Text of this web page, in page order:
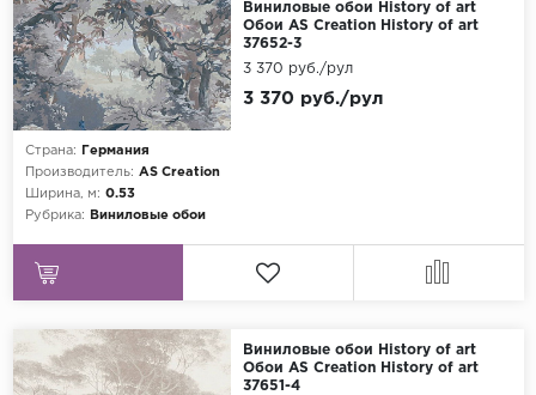
Виниловые обои History of art
Обои AS Creation History of art
37652-3
Страна:
Германия
Производитель: AS Creation
Ширина, м: 0.53
Рубрика:
Виниловые обои
3 370 руб./рул
3 370 руб./рул
Виниловые обои History of art
Обои AS Creation History of art
37651-4